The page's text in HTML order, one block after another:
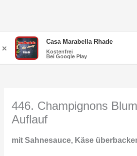
Zum
Inhalt
springen
446. Champignons
Auflauf
mit Sahnesauce, Käse
✕
Casa Marabella Rhade
Kostenfrei
Bei Google Play